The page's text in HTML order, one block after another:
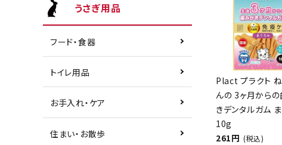
うさぎ用品
フード・食器
トイレ用品
お手入れ・ケア
住まい・お散歩
Plact プラクト
んの 3ヶ月から
きデンタルガム
10g
261円 (税込)